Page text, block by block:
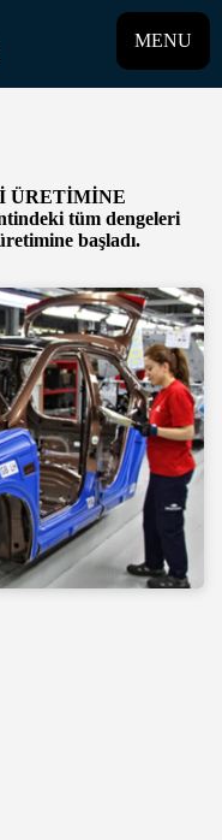
MENU
ÜRETİMİNE
tüm dengeleri
başladı.